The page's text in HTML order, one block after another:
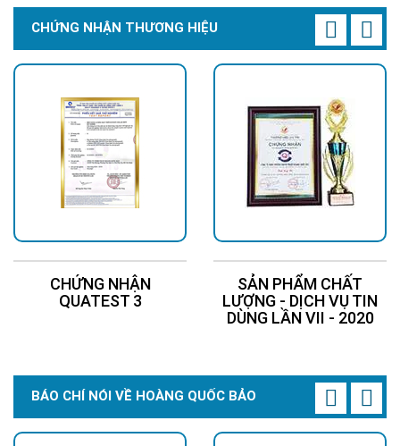
CHỨNG NHẬN THƯƠNG HIỆU
CHỨNG NHẬN
QUATEST 3
SẢN PHẨM CHẤT
LƯỢNG - DỊCH VỤ TIN
DÙNG LẦN VII - 2020
BÁO CHÍ NÓI VỀ HOÀNG QUỐC BẢO